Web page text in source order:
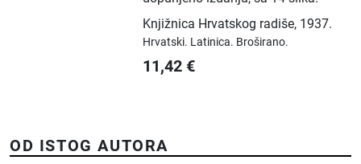
Knjižnica Hrvatskog radiše, 1937.
Hrvatski. Latinica. Broširano.
11,42 €
OD ISTOG AUTORA